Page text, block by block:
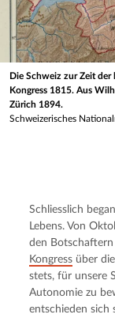
Die Schweiz zur Zeit
Kongress 1815. Aus
Zürich 1894.
Schweizerisches
Schliesslich
Lebens. Von
den
Kongress über
stets, für unsere
Autonomie zu
entschieden sich